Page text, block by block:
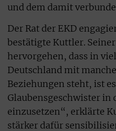
und dem damit
Der Rat der EKD
bestätigte Kuttler.
hervorgehen, dass in
Deutschland mit
Beziehungen steht, ist
Glaubensgeschwister in
einzusetzen“, erklärte
stärker dafür